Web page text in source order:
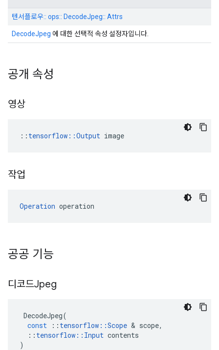
텐서플로우:: ops:: DecodeJpeg:: Attrs
DecodeJpeg 에 대한 선택적 속성 설정자입니다.
공개 속성
영상
:: tensorflow::Output image
작업
Operation operation
공공 기능
디코드Jpeg
DecodeJpeg(
const
:: tensorflow ::Scope & scope,
:: tensorflow :: Input contents
)